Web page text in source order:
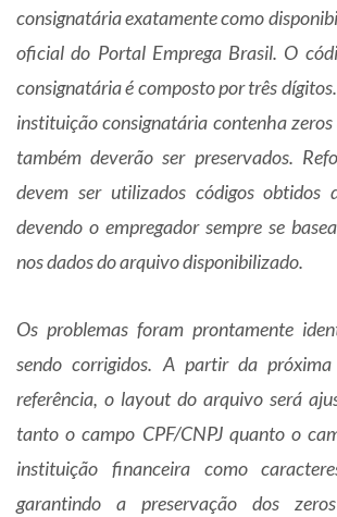
consignatária exatamente como
oficial do Portal Emprega Brasil. O
consignatária é composto por três
instituição consignatária contenha zeros
também deverão ser preservados.
devem ser utilizados códigos obtidos
devendo o empregador sempre se
nos dados do arquivo disponibilizado.
Os problemas foram prontamente
sendo corrigidos. A partir da
referência, o layout do arquivo será
tanto o campo CPF/CNPJ quanto o
instituição financeira como
garantindo a preservação dos